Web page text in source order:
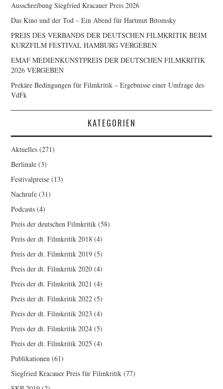
Ausschreibung Siegfried Kracauer Preis 2026
Das Kino und der Tod – Ein Abend für Hartmut Bitomsky
PREIS DES VERBANDS DER DEUTSCHEN FILMKRITIK BEIM
KURZFILM FESTIVAL HAMBURG VERGEBEN
EMAF MEDIENKUNSTPREIS DER DEUTSCHEN FILMKRITIK
2026 VERGEBEN
Prekäre Bedingungen für Filmkritik – Ergebnisse einer Umfrage des
VdFk
KATEGORIEN
Aktuelles (271)
Berlinale (3)
Festivalpreise (13)
Nachrufe (31)
Podcasts (4)
Preis der deutschen Filmkritik (58)
Preis der dt. Filmkritik 2018 (4)
Preis der dt. Filmkritik 2019 (5)
Preis der dt. Filmkritik 2020 (4)
Preis der dt. Filmkritik 2021 (4)
Preis der dt. Filmkritik 2022 (5)
Preis der dt. Filmkritik 2023 (4)
Preis der dt. Filmkritik 2024 (5)
Preis der dt. Filmkritik 2025 (4)
Publikationen (61)
Siegfried Kracauer Preis für Filmkritik (77)